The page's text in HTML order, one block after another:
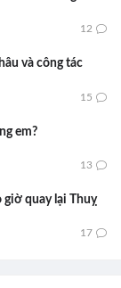
12
và công tác
15
em?
13
giờ quay lại Thuỵ
17